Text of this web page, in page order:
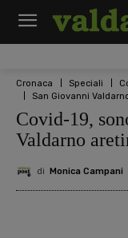
Cronaca Speciali
San Giovanni
Covid-19,
Valdarno
di Monica Campani